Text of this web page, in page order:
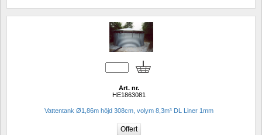
Art. nr.
HE1863081
Vattentank Ø1,86m höjd 308cm, volym 8,3m³ DL Liner 1mm